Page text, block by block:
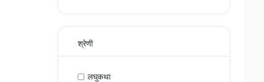
श्रेणी
लघुकथा